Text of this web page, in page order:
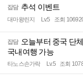
잡담 추석 이벤트
대마왕린지 Lv.5 조회
잡담 오늘부터 중국 단
국내여행 가능
타노스손가락 Lv.5 조회